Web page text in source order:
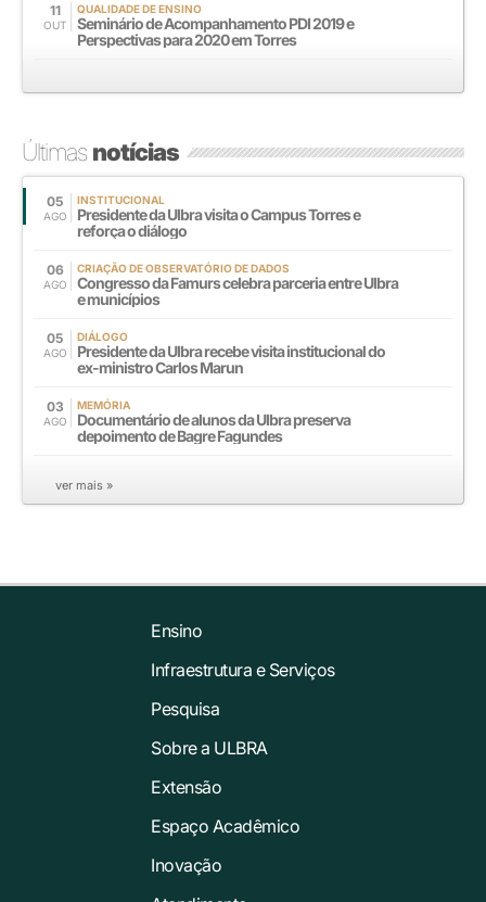
11
OUT
QUALIDADE DE ENSINO
Seminário de Acompanhamento PDI 2019 e
Perspectivas para 2020 em Torres
Últimasnotícias
05
AGO
INSTITUCIONAL
Presidente da Ulbra visita o Campus Torres e
reforça o diálogo
06
AGO
CRIAÇÃO DE OBSERVATÓRIO DE DADOS
Congresso da Famurs celebra parceria entre Ulbra
e municípios
05
AGO
DIÁLOGO
Presidente da Ulbra recebe visita institucional do
ex-ministro Carlos Marun
03
AGO
MEMÓRIA
Documentário de alunos da Ulbra preserva
depoimento de Bagre Fagundes
ver mais »
Ensino
Infraestrutura e Serviços
Pesquisa
Sobre a ULBRA
Extensão
Espaço Acadêmico
Inovação